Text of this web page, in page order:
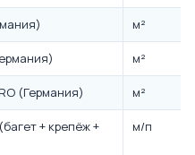
м²
м²
(Германия) м²
+ крепёж +
м/п